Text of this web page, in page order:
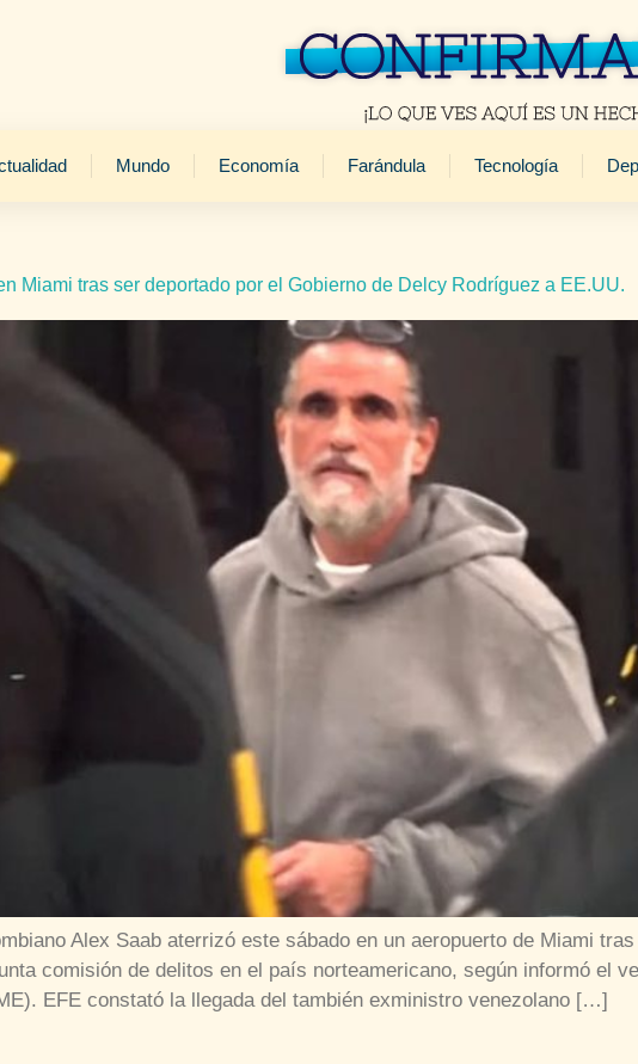
Mundo Economía Farándula Tecnología
Miami tras ser deportado por el Gobierno de Delcy Rodríguez a EE.UU.
Alex Saab aterrizó este sábado en un aeropuerto de Miami
comisión de delitos en el país norteamericano, según informó el
EFE constató la llegada del también exministro venezolano […]